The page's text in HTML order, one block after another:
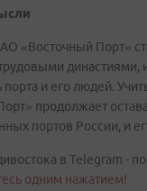
«Восточный Порт»
порта и его людей.
продолжает
портов России, и
в Telegram -
одним нажатием!